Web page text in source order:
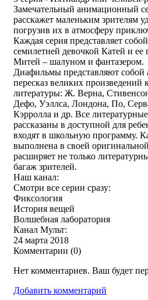
Замечательный анимационный
расскажет маленьким зрителям
погрузив их в атмосферу
Каждая серия представляет
семилетней девочкой Катей и
Митей – шалуном и фантазером.
Диафильмы представляют собой
пересказ великих произведений
литературы: Ж. Верна,
Дефо, Уэллса, Лондона, По,
Кэрролла и др. Все
рассказаны в доступной для
входят в школьную программу.
выполнена в своей
расширяет не только
багаж зрителей.
Наш канал:
Смотри все серии сразу:
Фиксология
История вещей
Волшебная лаборатория
Канал Мульт:
24 марта 2018
Комментарии (0)
Нет комментариев. Ваш будет
Добавить комментарий